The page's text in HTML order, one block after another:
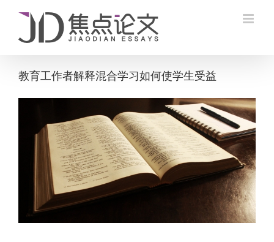
content
教育工作者解释混合学习如何使学生受益
Larger
Image